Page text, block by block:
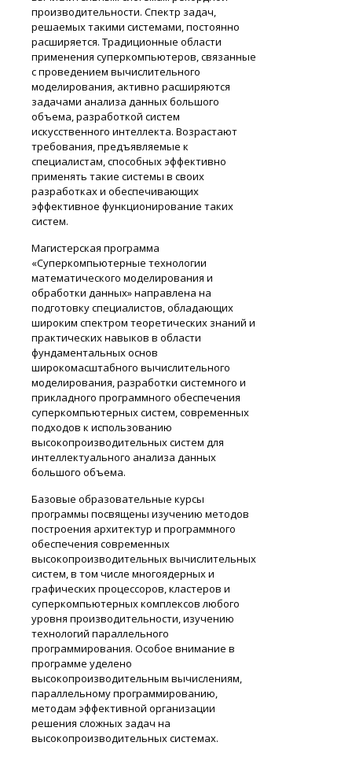
производительности. Спектр задач,
решаемых такими системами, постоянно
расширяется. Традиционные области
применения суперкомпьютеров, связанные
с проведением вычислительного
моделирования, активно расширяются
задачами анализа данных большого
объема, разработкой систем
искусственного интеллекта. Возрастают
требования, предъявляемые к
специалистам, способных эффективно
применять такие системы в своих
разработках и обеспечивающих
эффективное функционирование таких
систем.
Магистерская программа
«Суперкомпьютерные технологии
математического моделирования и
обработки данных» направлена на
подготовку специалистов, обладающих
широким спектром теоретических знаний и
практических навыков в области
фундаментальных основ
широкомасштабного вычислительного
моделирования, разработки системного и
прикладного программного обеспечения
суперкомпьютерных систем, современных
подходов к использованию
высокопроизводительных систем для
интеллектуального анализа данных
большого объема.
Базовые образовательные курсы
программы посвящены изучению методов
построения архитектур и программного
обеспечения современных
высокопроизводительных вычислительных
систем, в том числе многоядерных и
графических процессоров, кластеров и
суперкомпьютерных комплексов любого
уровня производительности, изучению
технологий параллельного
программирования. Особое внимание в
программе уделено
высокопроизводительным вычислениям,
параллельному программированию,
методам эффективной организации
решения сложных задач на
высокопроизводительных системах.